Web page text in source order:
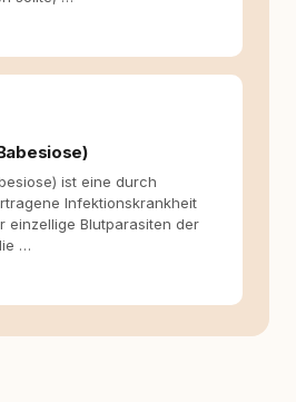
wo Information,
und Bereitschaft zum
ist eine durch
Infektionskrankheit
einzellige Blutparasiten der
…